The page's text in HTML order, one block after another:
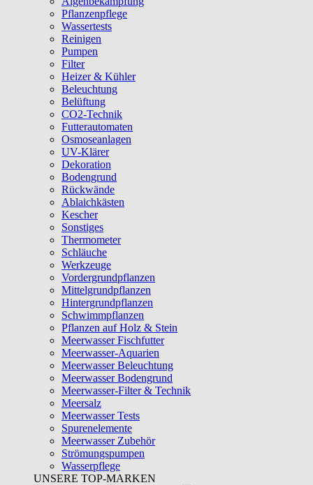
Pflanzenpflege
Wassertests
Reinigen
Pumpen
Filter
Heizer & Kühler
Beleuchtung
Belüftung
CO2-Technik
Futterautomaten
Osmoseanlagen
UV-Klärer
Dekoration
Bodengrund
Rückwände
Ablaichkästen
Kescher
Sonstiges
Thermometer
Schläuche
Werkzeuge
Vordergrundpflanzen
Mittelgrundpflanzen
Hintergrundpflanzen
Schwimmpflanzen
Pflanzen auf Holz & Stein
Meerwasser Fischfutter
Meerwasser-Aquarien
Meerwasser Beleuchtung
Meerwasser Bodengrund
Meerwasser-Filter & Technik
Meersalz
Meerwasser Tests
Spurenelemente
Meerwasser Zubehör
Strömungspumpen
Wasserpflege
UNSERE TOP-MARKEN